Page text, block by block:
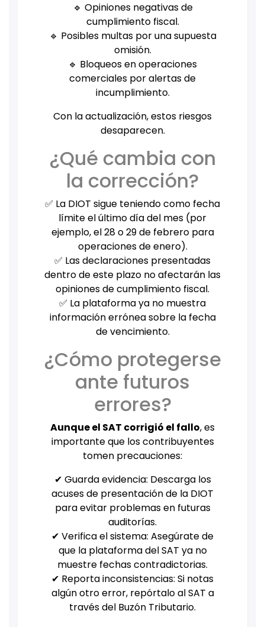
🔹 Opiniones negativas de
cumplimiento fiscal.
🔹 Posibles multas por una supuesta
omisión.
🔹 Bloqueos en operaciones
comerciales por alertas de
incumplimiento.
Con la actualización, estos riesgos
desaparecen.
¿Qué cambia con
la corrección?
✅ La DIOT sigue teniendo como fecha
límite el último día del mes (por
ejemplo, el 28 o 29 de febrero para
operaciones de enero).
✅ Las declaraciones presentadas
dentro de este plazo no afectarán las
opiniones de cumplimiento fiscal.
✅ La plataforma ya no muestra
información errónea sobre la fecha
de vencimiento.
¿Cómo protegerse
ante futuros
errores?
Aunque el SAT corrigió el fallo, es
importante que los contribuyentes
tomen precauciones:
✔ Guarda evidencia: Descarga los
acuses de presentación de la DIOT
para evitar problemas en futuras
auditorías.
✔ Verifica el sistema: Asegúrate de
que la plataforma del SAT ya no
muestre fechas contradictorias.
✔ Reporta inconsistencias: Si notas
algún otro error, repórtalo al SAT a
través del Buzón Tributario.